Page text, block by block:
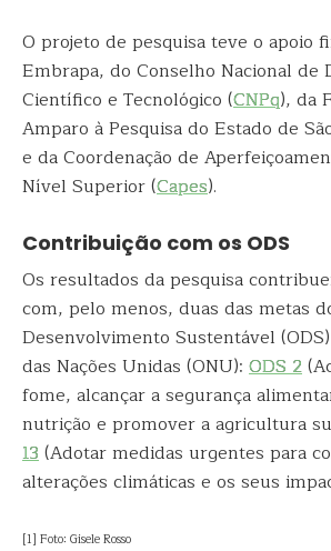
O projeto de pesquisa teve o apoio
Embrapa, do Conselho Nacional de
Científico e Tecnológico (CNPq), da
Amparo à Pesquisa do Estado de
e da Coordenação de
Nível Superior (Capes).
Contribuição com os ODS
Os resultados da pesquisa
com, pelo menos, duas das metas
Desenvolvimento Sustentável
das Nações Unidas (ONU): ODS 2
fome, alcançar a segurança
nutrição e promover a agricultura
13(Adotar medidas urgentes para
alterações climáticas e os seus
[1] Foto: Gisele Rosso